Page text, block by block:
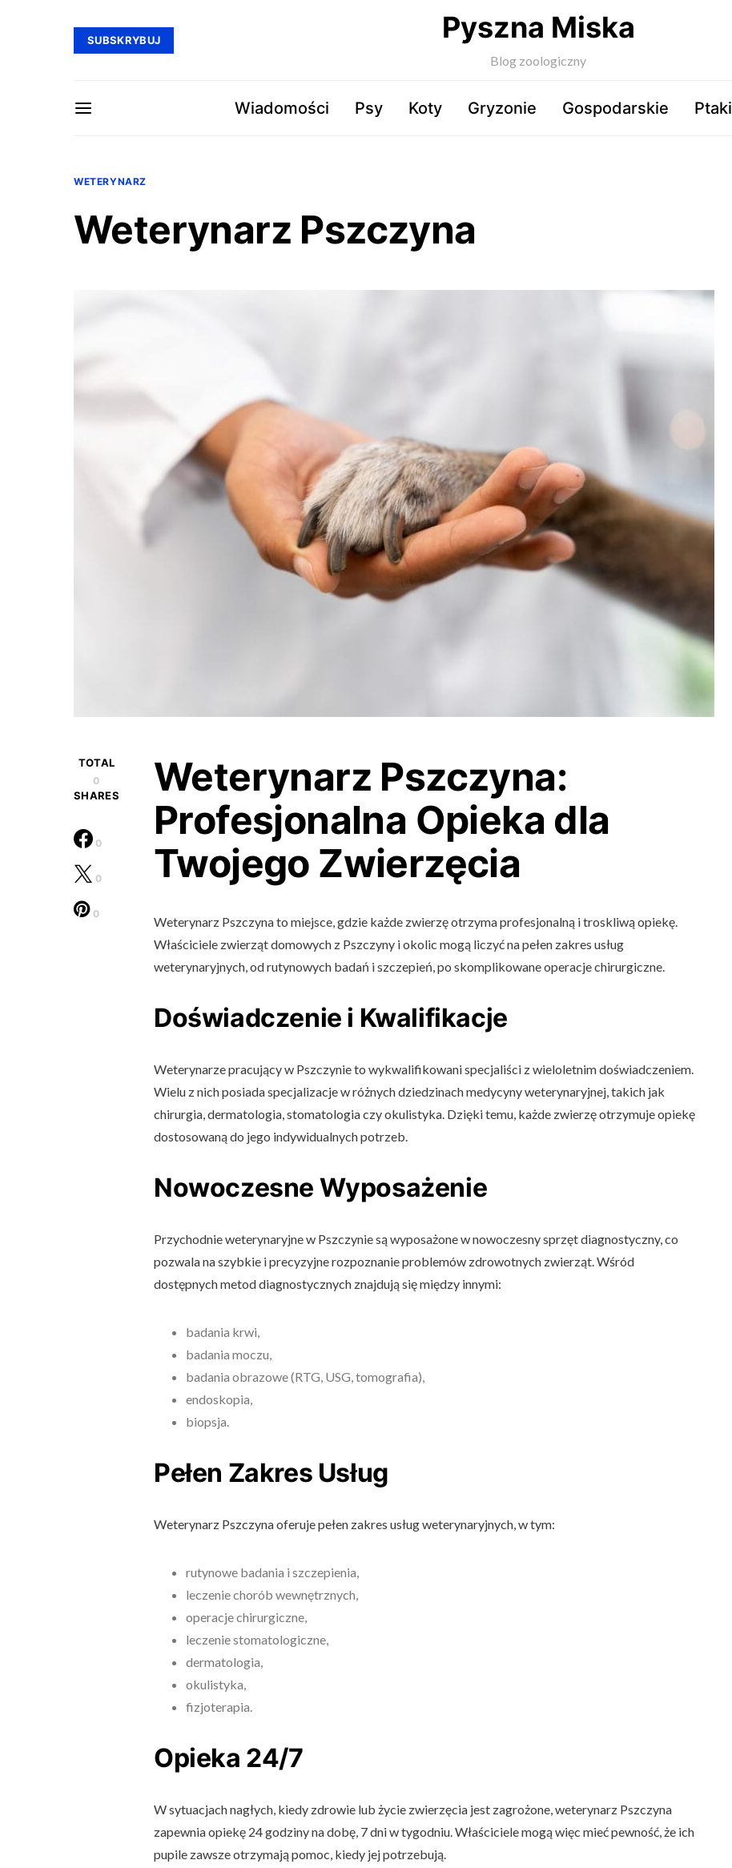
SUBSKRYBUJ Pyszna Miska
Blog zoologiczny
Wiadomości Psy Koty Gryzonie Gospodarskie Ptaki
WETERYNARZ
Weterynarz Pszczyna
TOTAL
0
SHARES
0
0
0
Weterynarz Pszczyna:
Profesjonalna Opieka dla
Twojego Zwierzęcia
Weterynarz Pszczyna to miejsce, gdzie każde zwierzę otrzyma profesjonalną i troskliwą opiekę.
Właściciele zwierząt domowych z Pszczyny i okolic mogą liczyć na pełen zakres usług
weterynaryjnych, od rutynowych badań i szczepień, po skomplikowane operacje chirurgiczne.
Doświadczenie i Kwalifikacje
Weterynarze pracujący w Pszczynie to wykwalifikowani specjaliści z wieloletnim doświadczeniem.
Wielu z nich posiada specjalizacje w różnych dziedzinach medycyny weterynaryjnej, takich jak
chirurgia, dermatologia, stomatologia czy okulistyka. Dzięki temu, każde zwierzę otrzymuje opiekę
dostosowaną do jego indywidualnych potrzeb.
Nowoczesne Wyposażenie
Przychodnie weterynaryjne w Pszczynie są wyposażone w nowoczesny sprzęt diagnostyczny, co
pozwala na szybkie i precyzyjne rozpoznanie problemów zdrowotnych zwierząt. Wśród
dostępnych metod diagnostycznych znajdują się między innymi:
badania krwi,
badania moczu,
badania obrazowe (RTG, USG, tomografia),
endoskopia,
biopsja.
Pełen Zakres Usług
Weterynarz Pszczyna oferuje pełen zakres usług weterynaryjnych, w tym:
rutynowe badania i szczepienia,
leczenie chorób wewnętrznych,
operacje chirurgiczne,
leczenie stomatologiczne,
dermatologia,
okulistyka,
fizjoterapia.
Opieka 24/7
W sytuacjach nagłych, kiedy zdrowie lub życie zwierzęcia jest zagrożone, weterynarz Pszczyna
zapewnia opiekę 24 godziny na dobę, 7 dni w tygodniu. Właściciele mogą więc mieć pewność, że ich
pupile zawsze otrzymają pomoc, kiedy jej potrzebują.